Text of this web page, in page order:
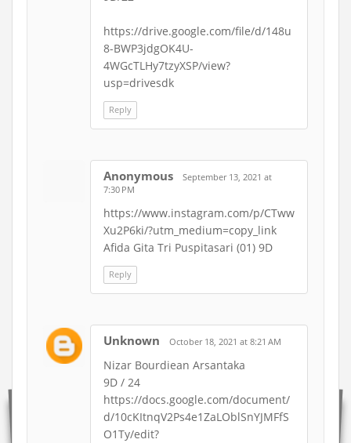
https://drive.google.com/file/d/148u
8-BWP3jdgOK4U-
4WGcTLHy7tzyXSP/view?
usp=drivesdk
Reply
Anonymous
September 13, 2021 at
7:30 PM
https://www.instagram.com/p/CTww
Xu2P6ki/?utm_medium=copy_link
Afida Gita Tri Puspitasari (01) 9D
Reply
Unknown October 18, 2021 at 8:21 AM
Nizar Bourdiean Arsantaka
9D / 24
https://docs.google.com/document/
d/10cKItnqV2Ps4e1ZaLOblSnYJMFfS
O1Ty/edit?